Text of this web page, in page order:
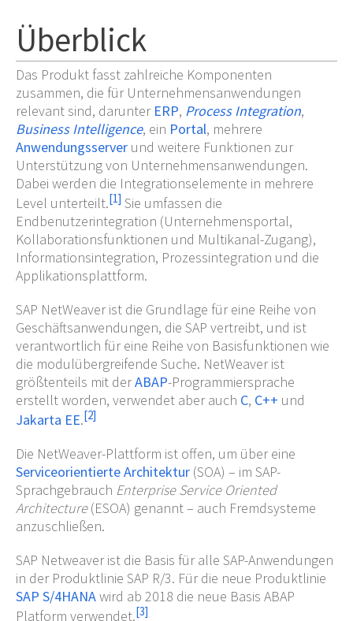
Überblick
Das Produkt fasst zahlreiche Komponenten
zusammen, die für Unternehmensanwendungen
relevant sind, darunter ERP, Process Integration,
Business Intelligence, ein Portal, mehrere
Anwendungsserver und weitere Funktionen zur
Unterstützung von Unternehmensanwendungen.
Dabei werden die Integrationselemente in mehrere
Level unterteilt.[1] Sie umfassen die
Endbenutzerintegration (Unternehmensportal,
Kollaborationsfunktionen und Multikanal-Zugang),
Informationsintegration, Prozessintegration und die
Applikationsplattform.
SAP NetWeaver ist die Grundlage für eine Reihe von
Geschäftsanwendungen, die SAP vertreibt, und ist
verantwortlich für eine Reihe von Basisfunktionen wie
die modulübergreifende Suche. NetWeaver ist
größtenteils mit derABAP-Programmiersprache
erstellt worden, verwendet aber auch C, C++ und
Jakarta EE.[2]
Die NetWeaver-Plattform ist offen, um über eine
Serviceorientierte Architektur (SOA) – im SAP-
Sprachgebrauch Enterprise Service Oriented
Architecture(ESOA) genannt – auch Fremdsysteme
anzuschließen.
SAP Netweaver ist die Basis für alle SAP-Anwendungen
in der Produktlinie SAP R/3. Für die neue Produktlinie
SAP S/4HANAwird ab 2018 die neue Basis ABAP
Platform verwendet.[3]